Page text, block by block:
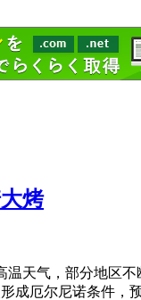
烤
天气，部分地区
成厄尔尼诺条件，